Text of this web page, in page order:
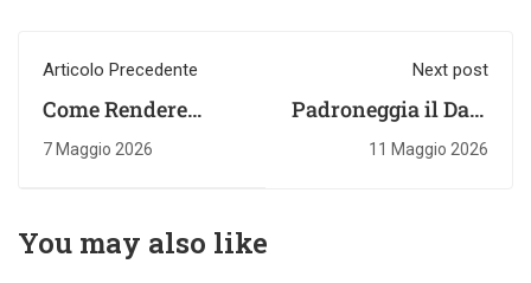
Articolo Precedente
Come Rendere
Comprensibili
Analisi Dati
7 Maggio 2026
Next post
Padroneggia il Data
Storytelling nelle
Dashboard Efficaci
11 Maggio 2026
You may also like